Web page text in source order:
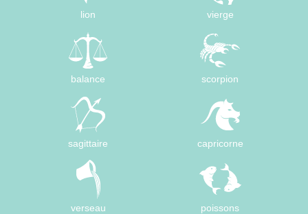
lion vierge
balance scorpion
sagittaire capricorne
verseau poissons